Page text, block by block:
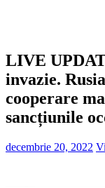
LIVE
invazie.
cooperare
sancțiunile
decembrie 20, 2022